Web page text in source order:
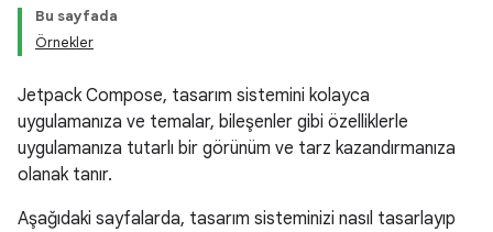
Bu sayfada
Örnekler
Jetpack Compose, tasarım sistemini kolayca
uygulamanıza ve temalar, bileşenler gibi özelliklerle
uygulamanıza tutarlı bir görünüm ve tarz kazandırmanıza
olanak tanır.
Aşağıdaki sayfalarda, tasarım sisteminizi nasıl tasarlayıp